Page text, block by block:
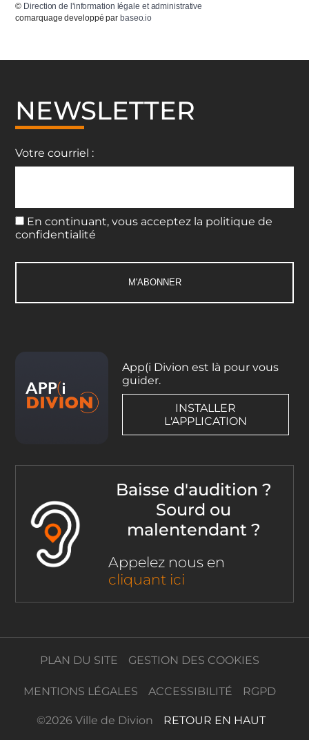
© Direction de l'information légale et administrative
comarquage developpé par baseo.io
NEWSLETTER
Votre courriel :
En continuant, vous acceptez la politique de
confidentialité
App(i Divion est là pour vous
guider.
INSTALLER
L'APPLICATION
Baisse d'audition ?
Sourd ou
malentendant ?
Appelez nous en
cliquant ici
PLAN DU SITE GESTION DES COOKIES
MENTIONS LÉGALES ACCESSIBILITÉ RGPD
©2026 Ville de Divion RETOUR EN HAUT